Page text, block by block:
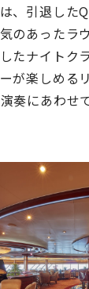
、引退した
のあったラ
たナイトク
が楽しめる
奏にあわせ